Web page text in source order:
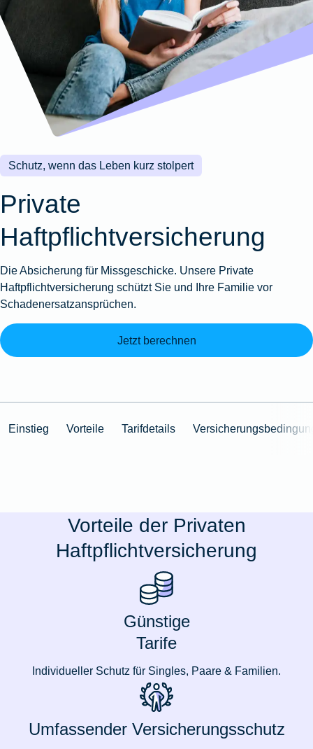
Wohnungsschutzbrief
Produktübersicht
Gewässerschadenhaftpflicht
Zur
Produktübersicht
Produktübersicht
Reisehaftpflichtversicherung
Reiserücktrittsversicherung
Zur
Produktübersicht
Produktübersicht
Produktübersicht
Produktübersicht
Montageversicherung
Produktübersicht
Gruppenunfall für
Betriebe
Gruppenunfall für
Vereine
Produktübersicht
Kunstversicherung
Ausstellungsversicherung
Valorenversicherung
Oldtimersammlungsversicherung
Zur
Schutz, wenn das Leben kurz stolpert
Private
Haftpflichtversicherung
Die Absicherung für Missgeschicke. Unsere Private
Haftpflichtversicherung schützt Sie und Ihre Familie vor
Schadenersatzansprüchen.
Jetzt berechnen
Einstieg Vorteile Tarifdetails
Vorteile der Privaten
Haftpflichtversicherung
Günstige
Tarife
Individueller Schutz für Singles, Paare & Familien.
Umfassender Versicherungsschutz